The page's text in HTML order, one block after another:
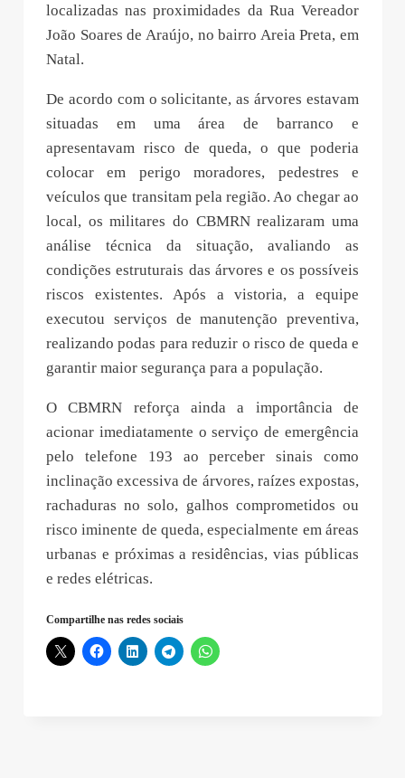
localizadas nas proximidades da Rua Vereador
João Soares de Araújo, no bairro Areia Preta, em
Natal.
De acordo com o solicitante, as árvores estavam
situadas em uma área de barranco e
apresentavam risco de queda, o que poderia
colocar em perigo moradores, pedestres e
veículos que transitam pela região. Ao chegar ao
local, os militares do CBMRN realizaram uma
análise técnica da situação, avaliando as
condições estruturais das árvores e os possíveis
riscos existentes. Após a vistoria, a equipe
executou serviços de manutenção preventiva,
realizando podas para reduzir o risco de queda e
garantir maior segurança para a população.
O CBMRN reforça ainda a importância de
acionar imediatamente o serviço de emergência
pelo telefone 193 ao perceber sinais como
inclinação excessiva de árvores, raízes expostas,
rachaduras no solo, galhos comprometidos ou
risco iminente de queda, especialmente em áreas
urbanas e próximas a residências, vias públicas
e redes elétricas.
Compartilhe nas redes sociais